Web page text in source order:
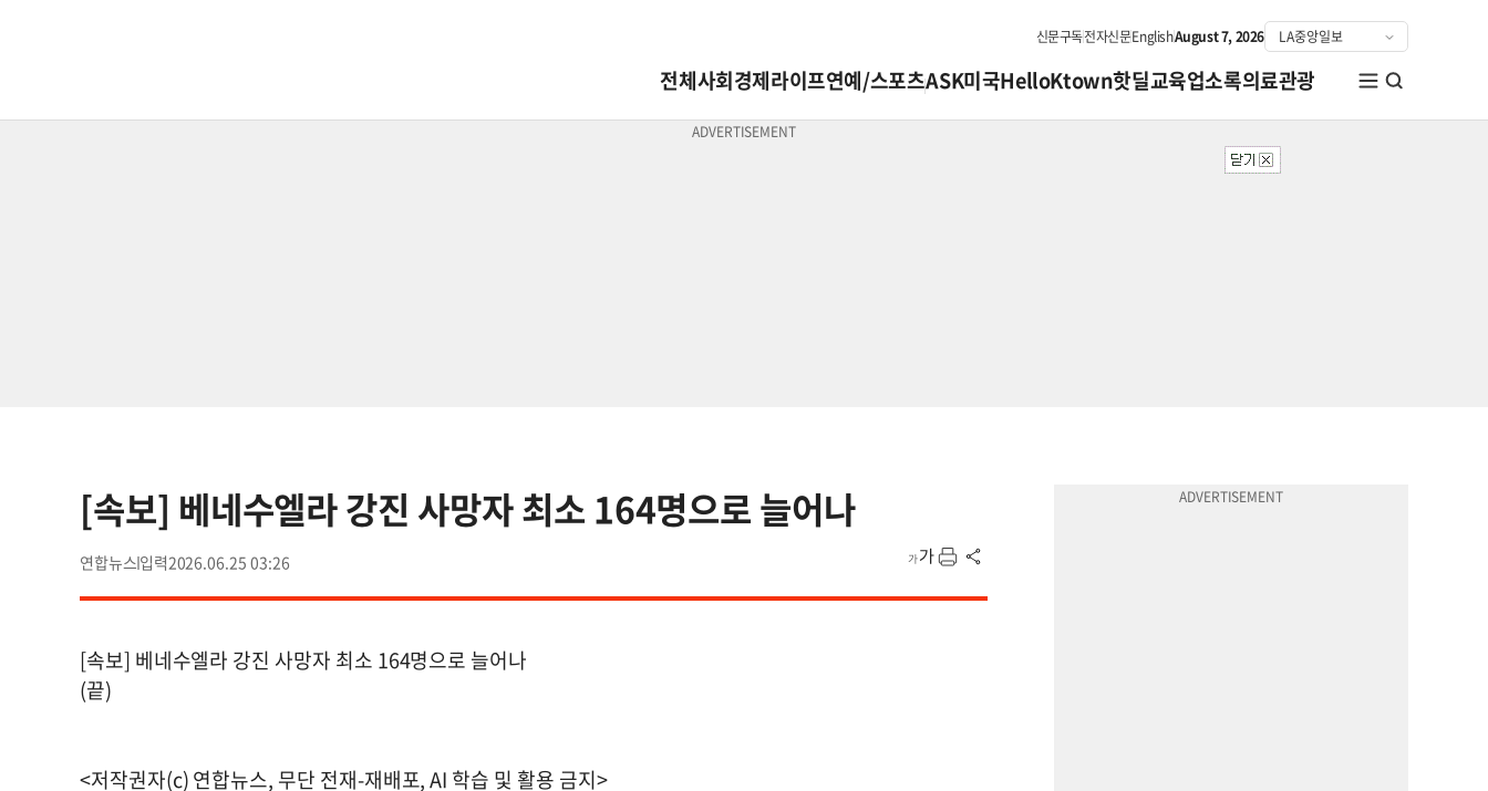
신문구독전자신문EnglishAugust 7, 2026
전체사회경제라이프연예/스포츠ASK미국HelloKtown핫딜교육업소록의료관광
[속보] 베네수엘라 강진 사망자 최소 164명으로 늘어나
연합뉴스 2026.06.25 03:26
[속보] 베네수엘라 강진 사망자 최소 164명으로 늘어나
(끝)
<저작권자(c) 연합뉴스, 무단 전재-재배포, AI 학습 및 활용 금지>